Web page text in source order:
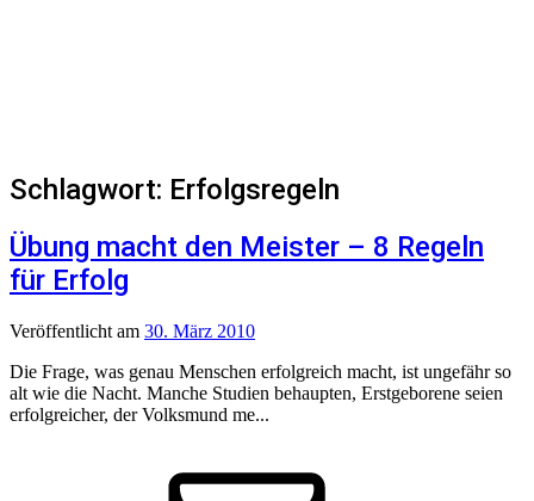
Schlagwort: Erfolgsregeln
Übung macht den Meister – 8 Regeln
für Erfolg
Veröffentlicht am 30. März 2010
Die Frage, was genau Menschen erfolgreich macht, ist ungefähr so
alt wie die Nacht. Manche Studien behaupten, Erstgeborene seien
erfolgreicher, der Volksmund me...